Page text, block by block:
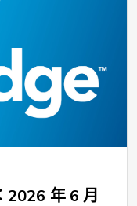
2026 年 6 月